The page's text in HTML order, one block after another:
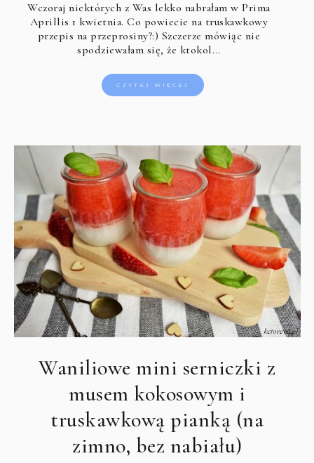
Wczoraj niektórych z Was lekko nabrałam w Prima
Aprillis 1 kwietnia. Co powiecie na truskawkowy
przepis na przeprosiny?:) Szczerze mówiąc nie
spodziewałam się, że ktokol…
CZYTAJ WIĘCEJ
Waniliowe mini serniczki z
musem kokosowym i
truskawkową pianką (na
zimno, bez nabiału)